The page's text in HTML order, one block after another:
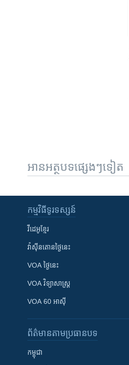
អានអត្ថបទផ្សេងៗទៀត
កម្មវិធី​ទូរទស្សន៍
វីដេអូ​ខ្មែរ
វ៉ាស៊ីនតោន​ថ្ងៃ​នេះ
VOA ថ្ងៃនេះ
VOA ​វិទ្យាសាស្ត្រ
VOA 60 អាស៊ី
ព័ត៌មាន​តាមប្រធានបទ​
កម្ពុជា